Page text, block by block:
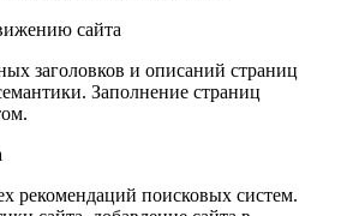
сайта
заголовков и описаний страниц
Заполнение страниц
рекомендаций поисковых систем.